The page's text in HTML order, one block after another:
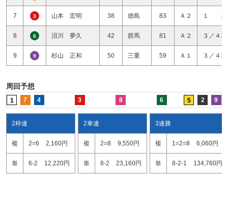
7 3 山本 宏明 38 徳島 83 Ａ２ １ 車
8 6 沼川 夢久 42 群馬 81 Ａ２ ３／４
9 9 杉山 正和 50 三重 59 Ａ１ ３／４
周回予想
1 7 4 3 8 6 5 2 9
2枠連
複 2=6 2,160円
単 6-2 12,220円
2車連
複 2=8 9,550円
単 8-2 23,160円
3連勝
複 1=2=8 6,060円
単 8-2-1 134,760円